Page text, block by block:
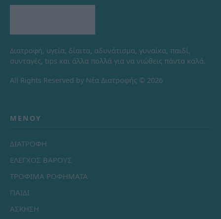
Διατροφή, υγεία, δίαιτα, αδυνάτισμα, γυναίκα, παιδί,
συνταγές, tips και άλλα πολλά για να νιώθεις πάντα καλά.
All Rights Reserved by Νέα Διατροφής © 2026
ΜΕΝΟΎ
ΔΙΑΤΡΟΦΗ
ΕΛΕΓΧΟΣ ΒΑΡΟΥΣ
ΤΡΟΦΙΜΑ ΡΟΦΗΜΑΤΑ
ΠΑΙΔΙ
ΑΣΚΗΣΗ